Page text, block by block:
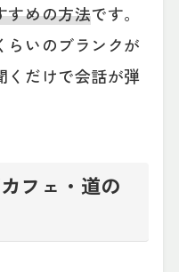
すめの方法です。
らいのブランクが
くだけで会話が弾
フェ・道の